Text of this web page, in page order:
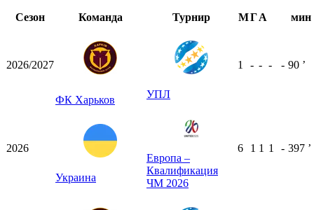
Сезон
Команда Турнир МГА мин
2026/2027
ФК Харьков УПЛ
1 - - - - 90 ʼ
2026
Украина
Европа –
Квалификация
ЧМ 2026
6 1 1 1 - 397 ʼ